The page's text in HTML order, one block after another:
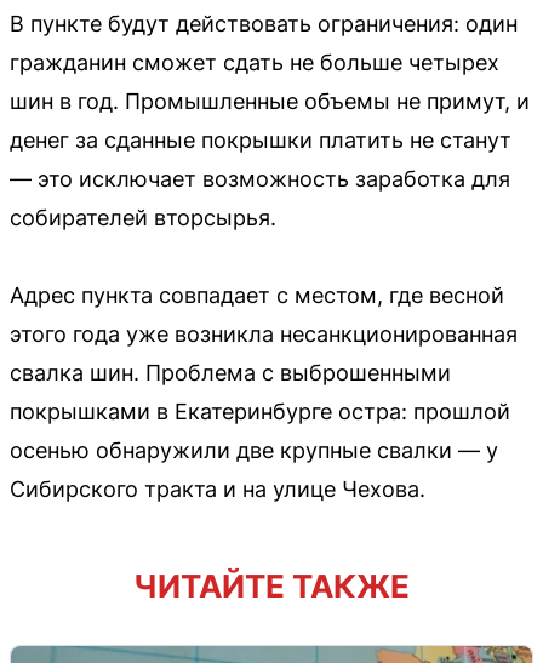
В пункте будут действовать ограничения: один
гражданин сможет сдать не больше четырех
шин в год. Промышленные объемы не примут, и
денег за сданные покрышки платить не станут
— это исключает возможность заработка для
собирателей вторсырья.
Адрес пункта совпадает с местом, где весной
этого года уже возникла несанкционированная
свалка шин. Проблема с выброшенными
покрышками в Екатеринбурге остра: прошлой
осенью обнаружили две крупные свалки — у
Сибирского тракта и на улице Чехова.
ЧИТАЙТЕ ТАКЖЕ